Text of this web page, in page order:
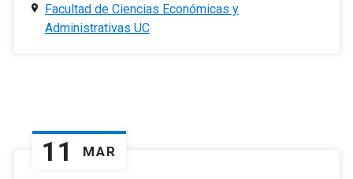
Facultad de Ciencias Económicas y
Administrativas UC
11 MAR